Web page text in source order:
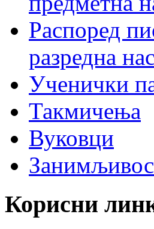
Распоред
разредна
Ученички
Такмичења
Вуковци
Корисни